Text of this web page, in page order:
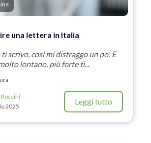
una lettera in Italia
ti scrivo, così mi distraggo un po'. E
lontano, più forte ti...
2025
Leggi tutto